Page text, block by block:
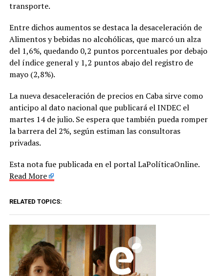
transporte.
Entre dichos aumentos se destaca la desaceleración de
Alimentos y bebidas no alcohólicas, que marcó un alza
del 1,6%, quedando 0,2 puntos porcentuales por debajo
del índice general y 1,2 puntos abajo del registro de
mayo (2,8%).
La nueva desaceleración de precios en Caba sirve como
anticipo al dato nacional que publicará el INDEC el
martes 14 de julio. Se espera que también pueda romper
la barrera del 2%, según estiman las consultoras
privadas.
Esta nota fue publicada en el portal LaPolíticaOnline.
Read More
RELATED TOPICS: